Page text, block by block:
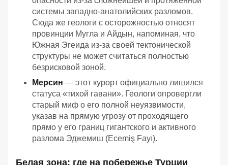
системы западно-анатолийских разломов.
Сюда же геологи с осторожностью относят
провинции Мугла и Айдын, напоминая, что
Южная Эгеида из-за своей тектонической
структуры не может считаться полностью
безрисковой зоной.
Мерсин — этот курорт официально лишился
статуса «тихой гавани». Геологи опровергли
старый миф о его полной неуязвимости,
указав на прямую угрозу от проходящего
прямо у его границ гигантского и активного
разлома Эджемиш (Ecemiş Fayı).
Белая зона: где на побережье Турции